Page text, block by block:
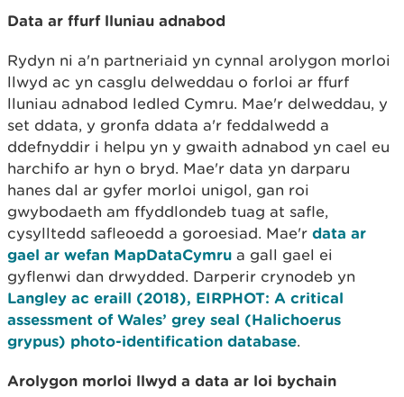
Data ar ffurf lluniau adnabod
Rydyn ni a'n partneriaid yn cynnal arolygon morloi
llwyd ac yn casglu delweddau o forloi ar ffurf
lluniau adnabod ledled Cymru. Mae'r delweddau, y
set ddata, y gronfa ddata a'r feddalwedd a
ddefnyddir i helpu yn y gwaith adnabod yn cael eu
harchifo ar hyn o bryd. Mae'r data yn darparu
hanes dal ar gyfer morloi unigol, gan roi
gwybodaeth am ffyddlondeb tuag at safle,
cysylltedd safleoedd a goroesiad. Mae'r data ar
gael ar wefan MapDataCymru a gall gael ei
gyflenwi dan drwydded. Darperir crynodeb yn
Langley ac eraill (2018), EIRPHOT: A critical
assessment of Wales’ grey seal (Halichoerus
grypus) photo-identification database.
Arolygon morloi llwyd a data ar loi bychain